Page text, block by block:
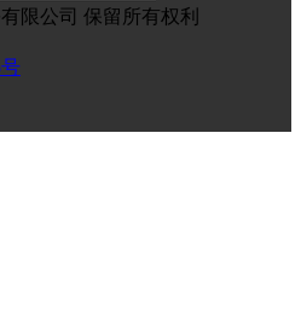
限公司 保留所有权利